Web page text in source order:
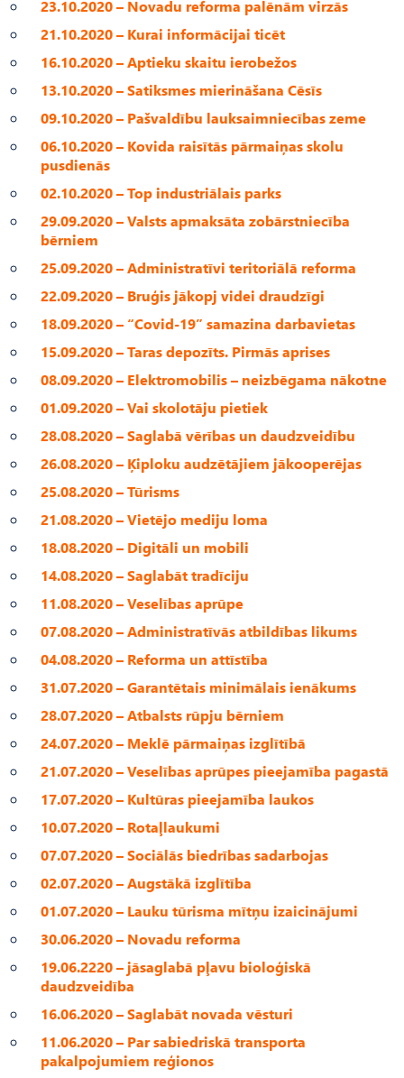
23.10.2020 – Novadu reforma palēnām virzās
21.10.2020 – Kurai informācijai ticēt
16.10.2020 – Aptieku skaitu ierobežos
13.10.2020 – Satiksmes mierināšana Cēsīs
09.10.2020 – Pašvaldību lauksaimniecības zeme
06.10.2020 – Kovida raisītās pārmaiņas skolu
pusdienās
02.10.2020 – Top industriālais parks
29.09.2020 – Valsts apmaksāta zobārstniecība
bērniem
25.09.2020 – Administratīvi teritoriālā reforma
22.09.2020 – Bruģis jākopj videi draudzīgi
18.09.2020 – “Covid-19” samazina darbavietas
15.09.2020 – Taras depozīts. Pirmās aprises
08.09.2020 – Elektromobilis – neizbēgama nākotne
01.09.2020 – Vai skolotāju pietiek
28.08.2020 – Saglabā vērības un daudzveidību
26.08.2020 – Ķiploku audzētājiem jākooperējas
25.08.2020 – Tūrisms
21.08.2020 – Vietējo mediju loma
18.08.2020 – Digitāli un mobili
14.08.2020 – Saglabāt tradīciju
11.08.2020 – Veselības aprūpe
07.08.2020 – Administratīvās atbildības likums
04.08.2020 – Reforma un attīstība
31.07.2020 – Garantētais minimālais ienākums
28.07.2020 – Atbalsts rūpju bērniem
24.07.2020 – Meklē pārmaiņas izglītībā
21.07.2020 – Veselības aprūpes pieejamība pagastā
17.07.2020 – Kultūras pieejamība laukos
10.07.2020 – Rotaļlaukumi
07.07.2020 – Sociālās biedrības sadarbojas
02.07.2020 – Augstākā izglītība
01.07.2020 – Lauku tūrisma mītņu izaicinājumi
30.06.2020 – Novadu reforma
19.06.2220 – jāsaglabā pļavu bioloģiskā
daudzveidība
16.06.2020 – Saglabāt novada vēsturi
11.06.2020 – Par sabiedriskā transporta
pakalpojumiem reģionos